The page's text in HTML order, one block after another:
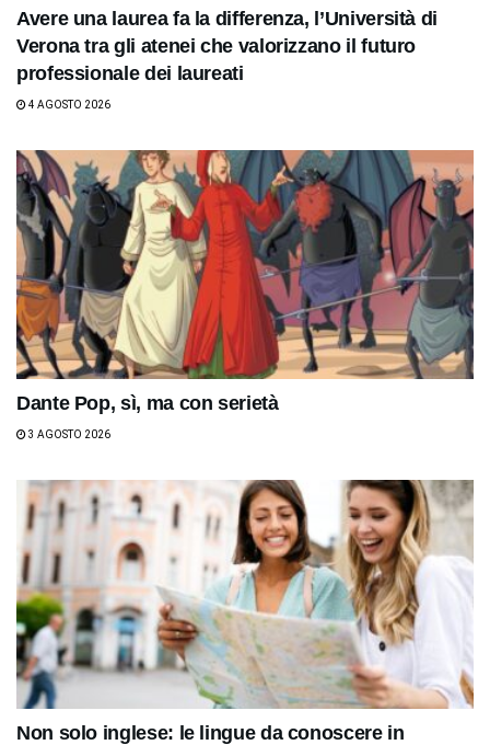
Avere una laurea fa la differenza, l’Università di
Verona tra gli atenei che valorizzano il futuro
professionale dei laureati
4 AGOSTO 2026
Dante Pop, sì, ma con serietà
3 AGOSTO 2026
Non solo inglese: le lingue da conoscere in